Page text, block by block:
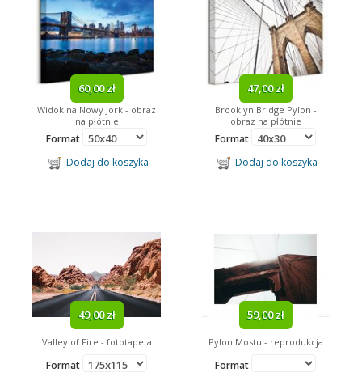
60,00 zł
Widok na Nowy Jork - obraz
na płótnie
Format
Dodaj do koszyka
47,00 zł
Brooklyn Bridge Pylon -
obraz na płótnie
Format
Dodaj do koszyka
49,00 zł
Valley of Fire - fototapeta
Format
59,00 zł
Pylon Mostu - reprodukcja
Format